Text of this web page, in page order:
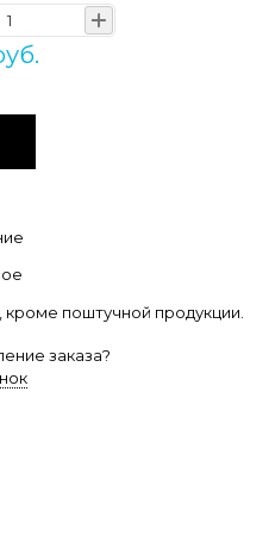
кроме поштучной продукции.
заказа?